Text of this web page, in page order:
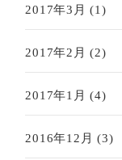
2017年3月 (1)
2017年2月 (2)
2017年1月 (4)
2016年12月 (3)